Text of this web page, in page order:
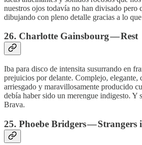
nuestros ojos todavía no han divisado pero
dibujando con pleno detalle gracias a lo
26. Charlotte Gainsbourg — Rest
Iba para disco de intensita susurrando en
prejuicios por delante. Complejo, elegante,
arriesgado y maravillosamente producido
debía haber sido un merengue indigesto. Y
Brava.
25. Phoebe Bridgers — Strangers